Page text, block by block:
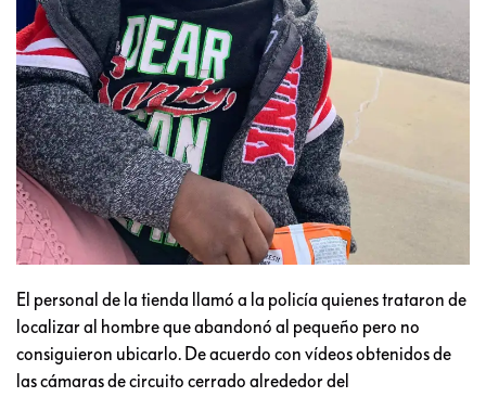
El personal de la tienda llamó a la policía quienes trataron de
localizar al hombre que abandonó al pequeño pero no
consiguieron ubicarlo. De acuerdo con vídeos obtenidos de
las cámaras de circuito cerrado alrededor del